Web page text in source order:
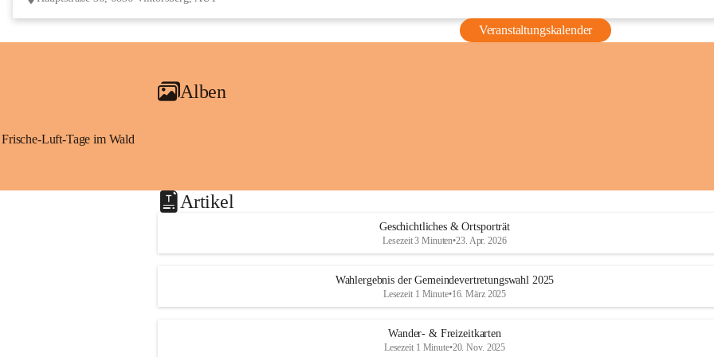
Veranstaltungskalender
Alben
Frische-Luft-Tage im Wald
Artikel
Geschichtliches & Ortsporträt
Lesezeit 3 Minuten•23. Apr. 2026
Wahlergebnis der Gemeindevertretungswahl 2025
Lesezeit 1 Minute•16. März 2025
Wander- & Freizeitkarten
Lesezeit 1 Minute•20. Nov. 2025